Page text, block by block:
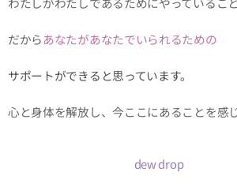
だからあなたがあなたでいられるための
サポートができると思っています。
心と身体を解放し、今ここにあることを感
dew drop